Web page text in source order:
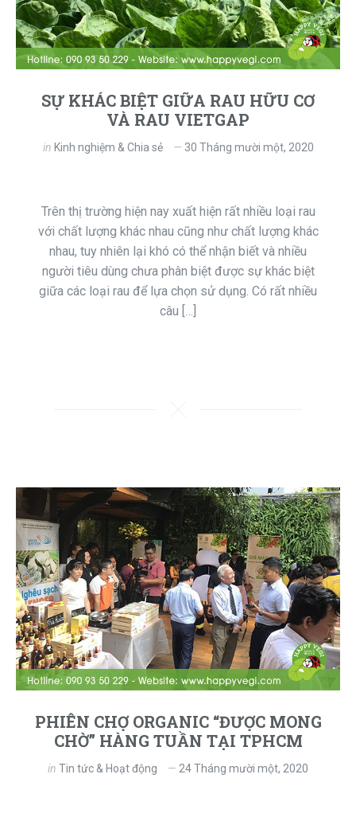
SỰ KHÁC BIỆT GIỮA RAU HỮU CƠ
VÀ RAU VIETGAP
in Kinh nghiệm & Chia sẻ 30 Tháng mười một, 2020
Trên thị trường hiện nay xuất hiện rất nhiều loại rau
với chất lượng khác nhau cũng như chất lượng khác
nhau, tuy nhiên lại khó có thể nhận biết và nhiều
người tiêu dùng chưa phân biệt được sự khác biệt
giữa các loại rau để lựa chọn sử dụng. Có rất nhiều
câu […]
PHIÊN CHỢ ORGANIC “ĐƯỢC MONG
CHỜ” HÀNG TUẦN TẠI TPHCM
in Tin tức & Hoạt động 24 Tháng mười một, 2020